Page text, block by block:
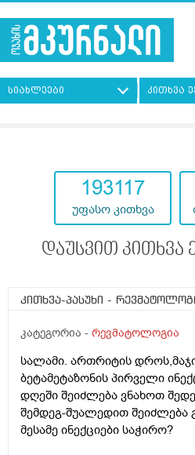
სიახლეები კითხვა
193117
უფასო კითხვა
დაუსვით კითხვა
კითხვა-პასუხი -
კატეგორია - რევმატოლოგია
სალამი. ართრიტის
ბეტამეტაზონის პირველი
დღეში შეიძლება ვნახოთ
შემდეგ-შუალედით შეიძლება
მესამე ინექციები საჭირო?